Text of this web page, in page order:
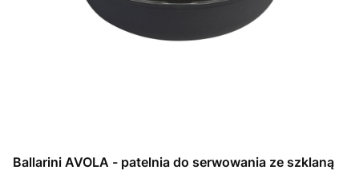
Ballarini AVOLA - patelnia do serwowania ze szklaną